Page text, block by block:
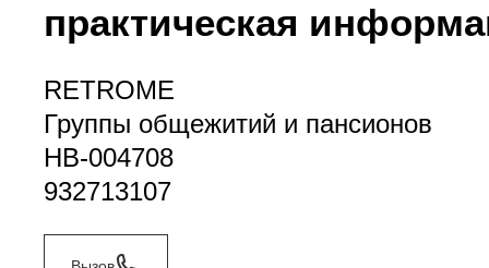
практическая
RETROME
Группы общежитий и пансионов
HB-004708
932713107